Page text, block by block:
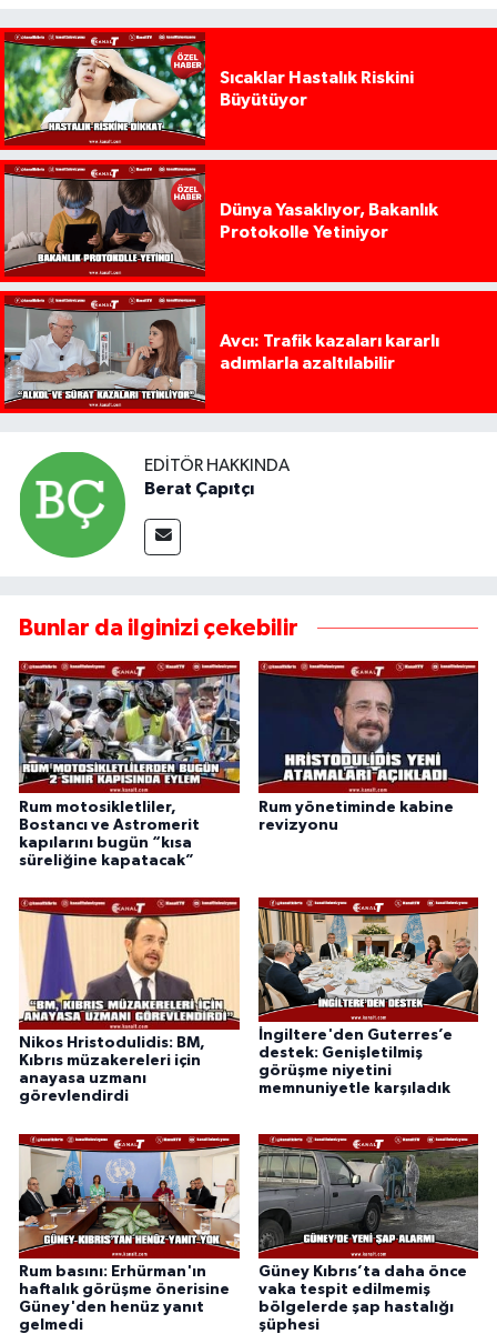
Sıcaklar Hastalık Riskini
Büyütüyor
Dünya Yasaklıyor, Bakanlık
Protokolle Yetiniyor
Avcı: Trafik kazaları kararlı
adımlarla azaltılabilir
EDITÖR HAKKINDA
Berat Çapıtçı
Bunlar da ilginizi çekebilir
Rum motosikletliler,
Bostancı ve Astromerit
kapılarını bugün “kısa
süreliğine kapatacak”
Rum yönetiminde kabine
revizyonu
Nikos Hristodulidis: BM,
Kıbrıs müzakereleri için
anayasa uzmanı
görevlendirdi
İngiltere'den Guterres’e
destek: Genişletilmiş
görüşme niyetini
memnuniyetle karşıladık
Rum basını: Erhürman'ın
haftalık görüşme önerisine
Güney'den henüz yanıt
gelmedi
Güney Kıbrıs’ta daha önce
vaka tespit edilmemiş
bölgelerde şap hastalığı
şüphesi